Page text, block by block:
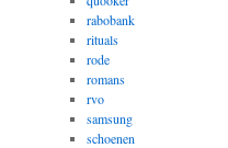
rabobank
rituals
rode
romans
rvo
samsung
schoenen